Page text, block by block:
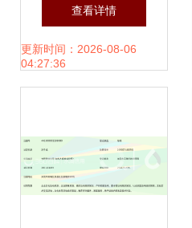
语学院召开学生组
划例会
查看详情
更新时间：2026-08-06
04:27:36